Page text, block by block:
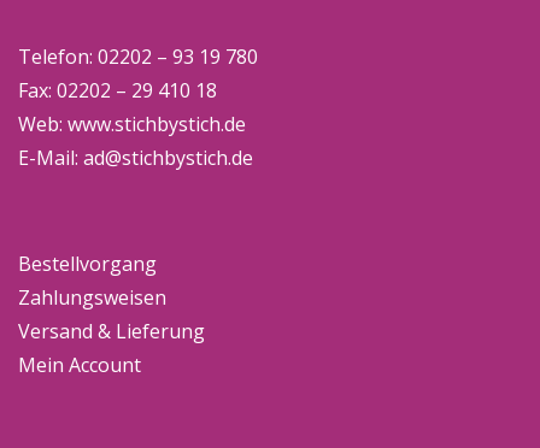
Telefon: 02202 – 93 19 780
Fax: 02202 – 29 410 18
Web: www.stichbystich.de
E-Mail: ad@stichbystich.de
Bestellvorgang
Zahlungsweisen
Versand & Lieferung
Mein Account